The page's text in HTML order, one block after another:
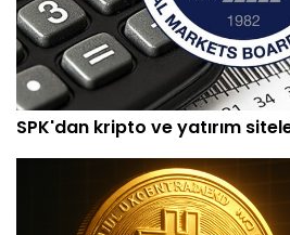
SPK'dan kripto ve yatırım